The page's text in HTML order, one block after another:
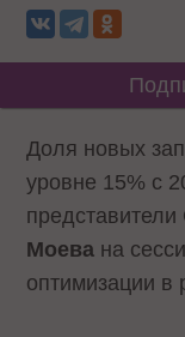
Доля новых
уровне 15% с
Моева на
оптимизации в